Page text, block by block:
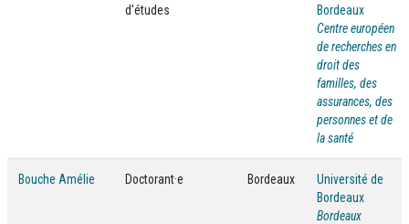
d'études
Bordeaux
Centre européen
de recherches en
droit des
familles, des
assurances, des
personnes et de
la santé
Bouche Amélie Doctorant·e Bordeaux
Université de
Bordeaux
Bordeaux